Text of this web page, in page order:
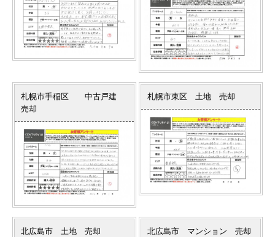
札幌市手稲区 中古戸建
売却
札幌市東区 土地 売却
北広島市 土地 売却 北広島市 マンション 売却